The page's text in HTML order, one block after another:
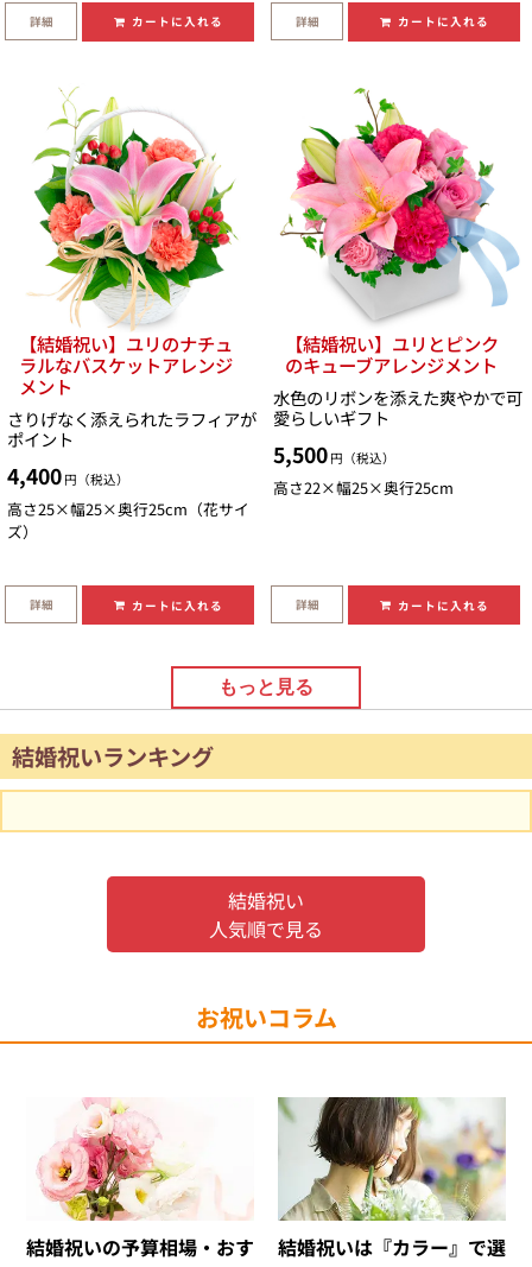
詳細 カートに入れる 詳細 カートに入れる
【結婚祝い】ユリのナチュ
ラルなバスケットアレンジ
メント
さりげなく添えられたラフィアが
ポイント
4,400 円（税込）
高さ25×幅25×奥行25cm（花サイ
ズ）
詳細 カートに入れる
【結婚祝い】ユリとピンク
のキューブアレンジメント
水色のリボンを添えた爽やかで可
愛らしいギフト
5,500 円（税込）
高さ22×幅25×奥行25cm
詳細 カートに入れる
もっと見る
結婚祝いランキング
結婚祝い
人気順で見る
お祝いコラム
結婚祝いの予算相場・おす
結婚祝いは『カラー』で選